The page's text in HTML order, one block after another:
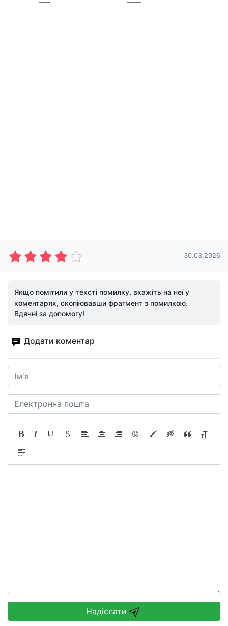
30.03.2026
Якщо помітили у тексті помилку, вкажіть на неї у
коментарях, скопіювавши фрагмент з помилкою.
Вдячні за допомогу!
Додати коментар
Надіслати